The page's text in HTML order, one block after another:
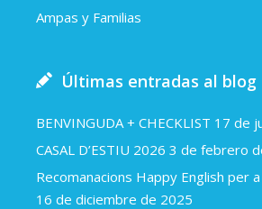
Ampas y Familias
Últimas entradas al blog
BENVINGUDA + CHECKLIST 17 de
CASAL D’ESTIU 2026 3 de febrero
Recomanacions Happy English per
16 de diciembre de 2025